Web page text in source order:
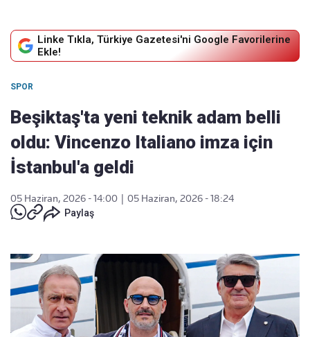
Linke Tıkla, Türkiye Gazetesi'ni Google Favorilerine
Ekle!
SPOR
Beşiktaş'ta yeni teknik adam belli
oldu: Vincenzo Italiano imza için
İstanbul'a geldi
05 Haziran, 2026 - 14:00
05 Haziran, 2026 - 18:24
Paylaş